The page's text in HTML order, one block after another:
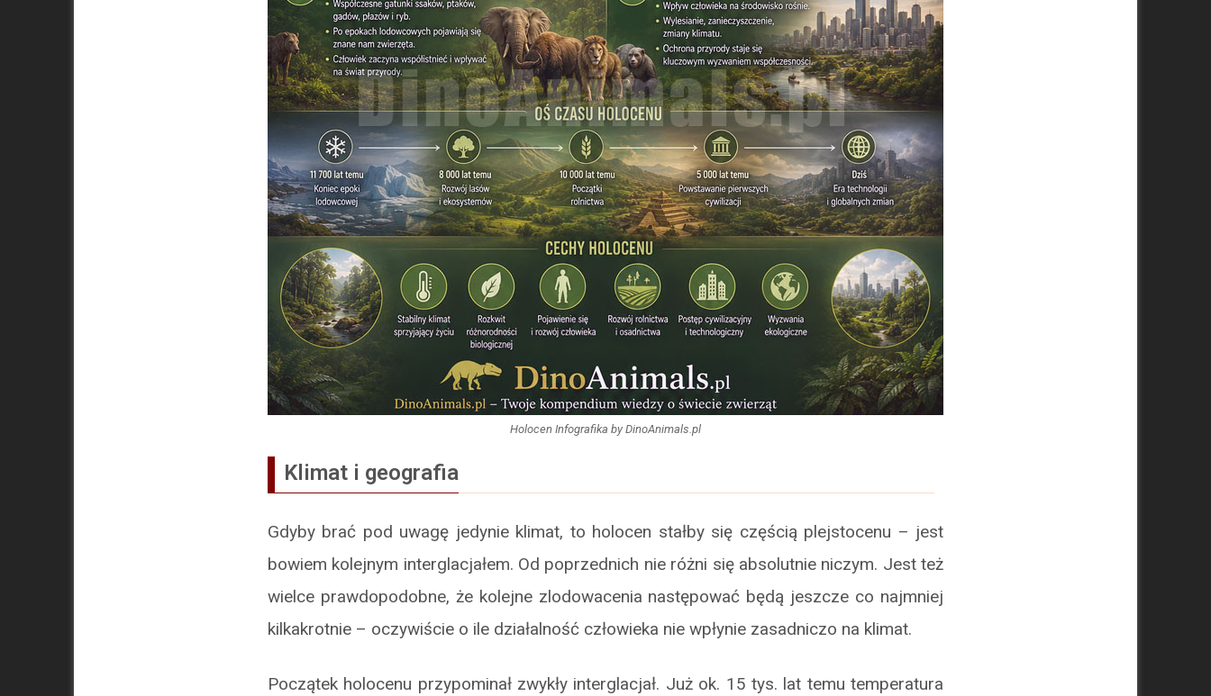
Holocen Infografika by DinoAnimals.pl
Klimat i geografia
Gdyby brać pod uwagę jedynie klimat, to holocen stałby się częścią plejstocenu – jest
bowiem kolejnym interglacjałem. Od poprzednich nie różni się absolutnie niczym. Jest też
wielce prawdopodobne, że kolejne zlodowacenia następować będą jeszcze co najmniej
kilkakrotnie – oczywiście o ile działalność człowieka nie wpłynie zasadniczo na klimat.
Początek holocenu przypominał zwykły interglacjał. Już ok. 15 tys. lat temu temperatura